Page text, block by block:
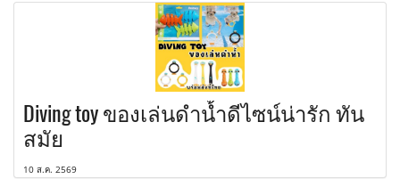
Diving toy ของเล่นดำน้ำดีไซน์น่ารัก ทัน
สมัย
10 ส.ค. 2569